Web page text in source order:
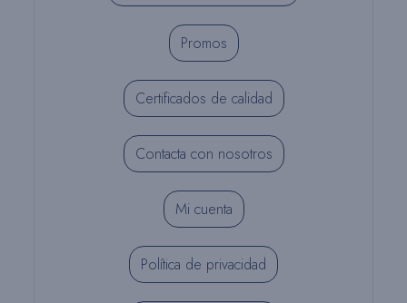
Promos
Certificados de calidad
Contacta con nosotros
Mi cuenta
Política de privacidad